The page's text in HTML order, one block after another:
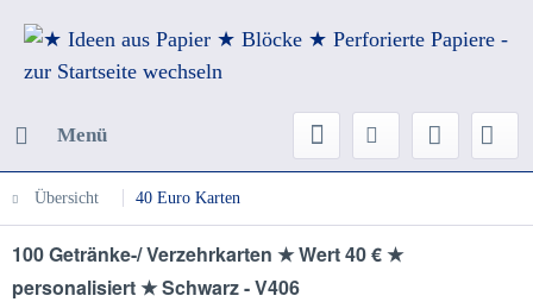
Menü
Übersicht 40 Euro Karten
100 Getränke-/ Verzehrkarten ★ Wert 40 € ★
personalisiert ★ Schwarz - V406